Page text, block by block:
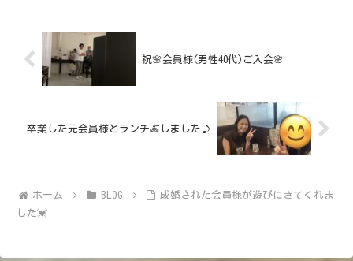
祝🌸会員様(男性40代)ご入会🌸
卒業した元会員様とランチ🍝しました♪
ホーム BLOG
成婚された会員様が遊びにきてくれま
した💓